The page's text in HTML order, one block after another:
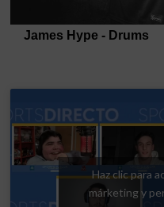
Haz clic para
márketing y